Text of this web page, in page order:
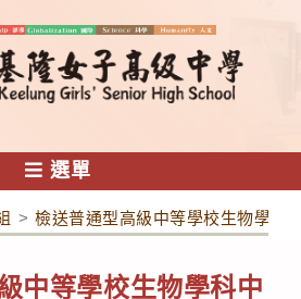
選單
> 檢送普通型高級中等學校生物學科
中等學校生物學科中